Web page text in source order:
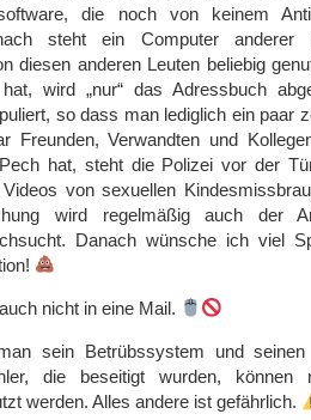
die noch von keinem
steht ein Computer anderer
diesen anderen Leuten beliebig
wird „nur“ das Adressbuch
so dass man lediglich ein paar
Freunden, Verwandten und
hat, steht die Polizei vor der
von sexuellen
wird regelmäßig auch der
Danach wünsche ich viel
nicht in eine Mail.
sein Betrübssystem und
die beseitigt wurden, können
werden. Alles andere ist gefährlich.